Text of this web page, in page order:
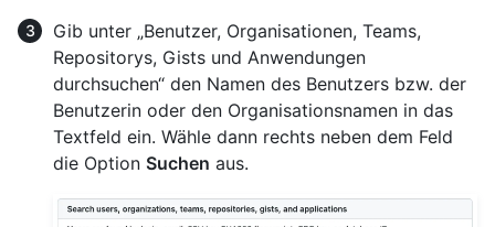
Gib unter „Benutzer, Organisationen, Teams,
Repositorys, Gists und Anwendungen
durchsuchen“ den Namen des Benutzers bzw. der
Benutzerin oder den Organisationsnamen in das
Textfeld ein. Wähle dann rechts neben dem Feld
die Option Suchen aus.